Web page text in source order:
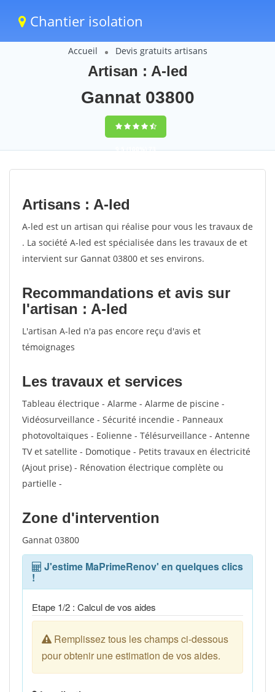
Chantier isolation
Accueil Devis gratuits artisans
Artisan : A-led
Gannat 03800
9,5(100%)73
votes
Artisans : A-led
A-led est un artisan qui réalise pour vous les travaux de
. La société A-led est spécialisée dans les travaux de et
intervient sur Gannat 03800 et ses environs.
Recommandations et avis sur
l'artisan : A-led
L'artisan A-led n'a pas encore reçu d'avis et
témoignages
Les travaux et services
Tableau électrique - Alarme - Alarme de piscine -
Vidéosurveillance - Sécurité incendie - Panneaux
photovoltaïques - Eolienne - Télésurveillance - Antenne
TV et satellite - Domotique - Petits travaux en électricité
(Ajout prise) - Rénovation électrique complète ou
partielle -
Zone d'intervention
Gannat 03800